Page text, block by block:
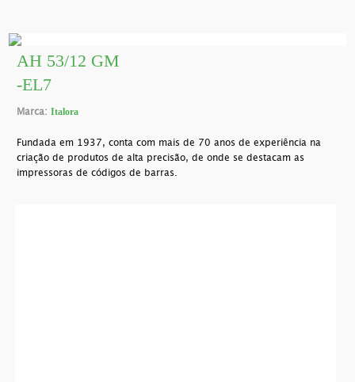
AH 53/12 GM
-EL7
Marca:Italora
Fundada em 1937, conta com mais de 70 anos de experiência na
criação de produtos de alta precisão, de onde se destacam as
impressoras de códigos de barras.